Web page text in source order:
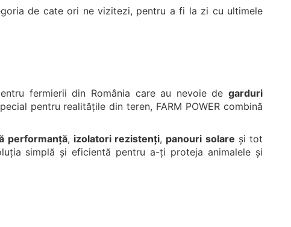
de cate ori ne vizitezi, pentru a fi la zi cu ultimele
fermierii din România care au nevoie degarduri
pentru realitățile din teren, FARM POWER combină
performanță, izolatori rezistenți, panouri solare și tot
simplă și eficientă pentru a-ți proteja animalele și